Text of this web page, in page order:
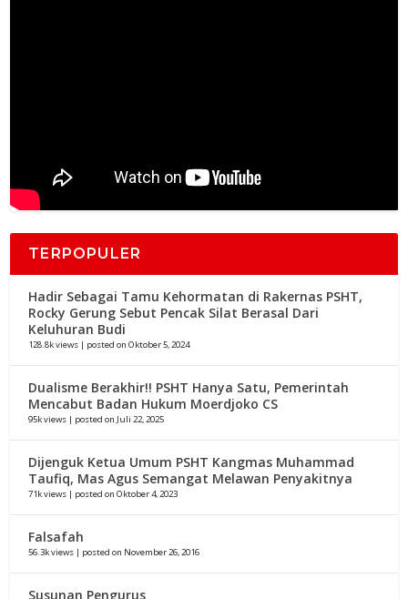
TERPOPULER
Hadir Sebagai Tamu Kehormatan di Rakernas PSHT,
Rocky Gerung Sebut Pencak Silat Berasal Dari
Keluhuran Budi
128.8k views | posted on Oktober 5, 2024
Dualisme Berakhir!! PSHT Hanya Satu, Pemerintah
Mencabut Badan Hukum Moerdjoko CS
95k views | posted on Juli 22, 2025
Dijenguk Ketua Umum PSHT Kangmas Muhammad
Taufiq, Mas Agus Semangat Melawan Penyakitnya
71k views | posted on Oktober 4, 2023
Falsafah
56.3k views | posted on November 26, 2016
Susunan Pengurus